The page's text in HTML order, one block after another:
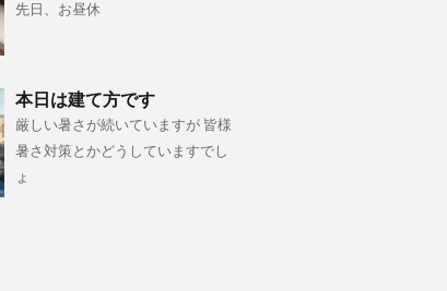
先日、お昼休
本日は建て方です
厳しい暑さが続いていますが 皆様
暑さ対策とかどうしていますでし
ょ